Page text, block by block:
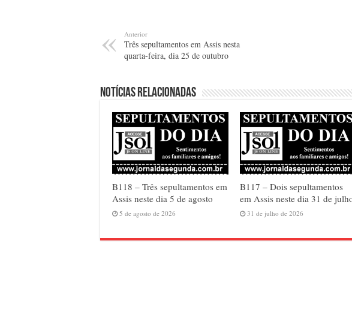
Anterior
Três sepultamentos em Assis nesta
quarta-feira, dia 25 de outubro
Notícias relacionadas
B118 – Três sepultamentos em
Assis neste dia 5 de agosto
5 de agosto de 2026
B117 – Dois sepultamentos
em Assis neste dia 31 de
31 de julho de 2026